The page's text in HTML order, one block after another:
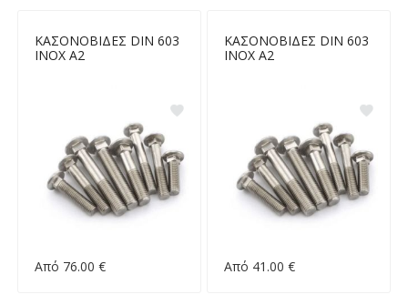
ΚΑΣΟΝΟΒΙΔΕΣ DIN 603
INOX A2
Από 76.00 €
ΚΑΣΟΝΟΒΙΔΕΣ DIN 603
INOX A2
Από 41.00 €